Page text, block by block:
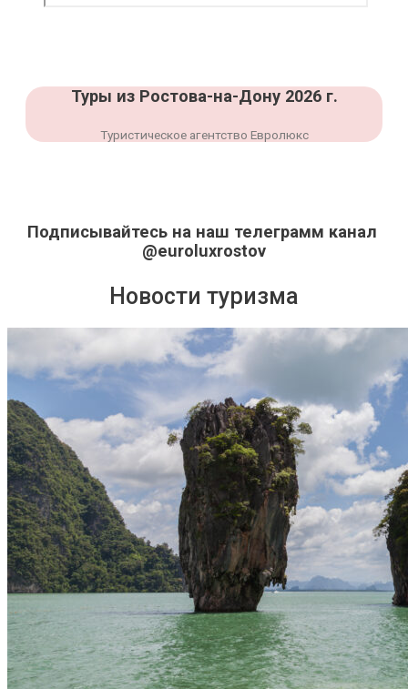
Туры из Ростова-на-Дону 2026 г.
Туристическое агентство Евролюкс
Подписывайтесь на наш телеграмм канал
@euroluxrostov
Новости туризма